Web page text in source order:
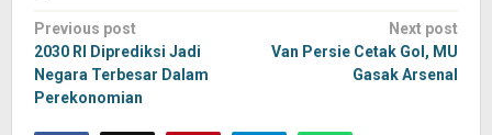
Post
navigation
Previous post
2030 RI Diprediksi Jadi
Negara Terbesar Dalam
Perekonomian
Next post
Van Persie Cetak Gol, MU
Gasak Arsenal